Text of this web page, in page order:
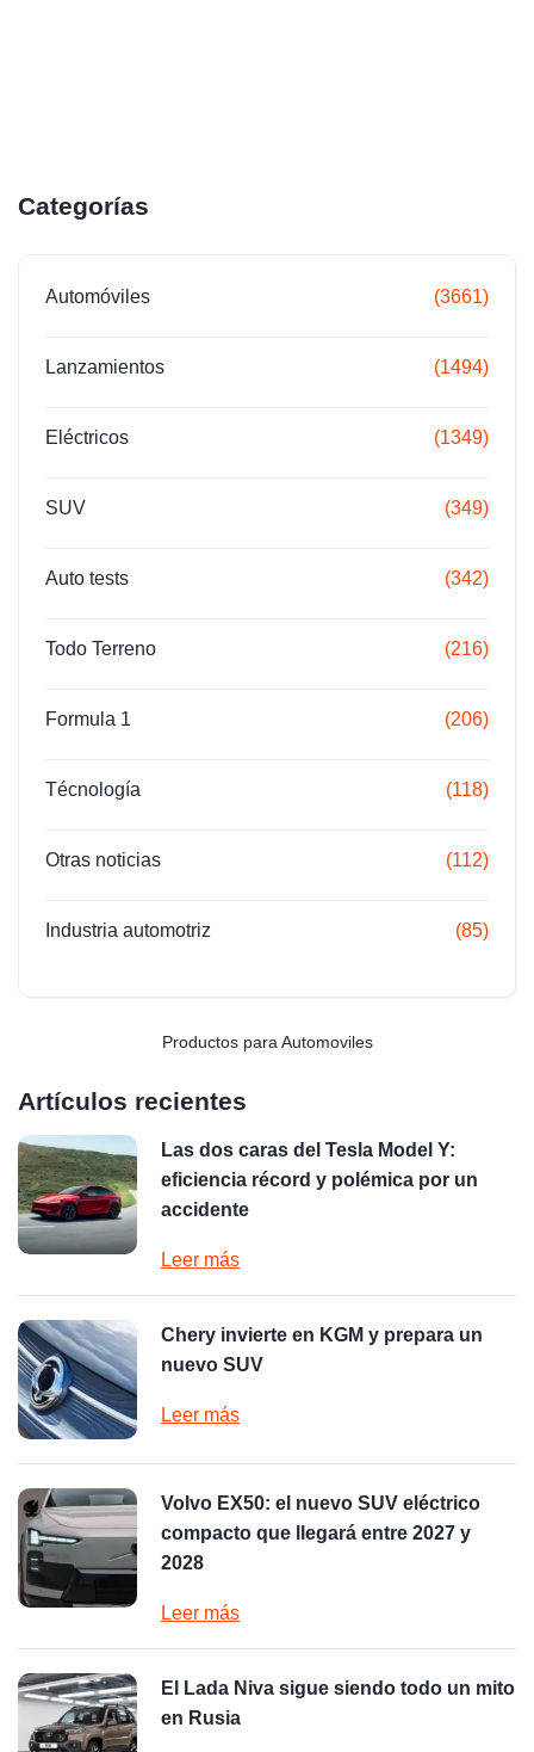
Categorías
Automóviles (3661)
Lanzamientos (1494)
Eléctricos (1349)
SUV (349)
Auto tests (342)
Todo Terreno (216)
Formula 1 (206)
Técnología (118)
Otras noticias (112)
Industria automotriz (85)
Productos para Automoviles
Artículos recientes
Las dos caras del Tesla Model Y:
eficiencia récord y polémica por un
accidente
Leer más
Chery invierte en KGM y prepara un
nuevo SUV
Leer más
Volvo EX50: el nuevo SUV eléctrico
compacto que llegará entre 2027 y
2028
Leer más
El Lada Niva sigue siendo todo un mito
en Rusia